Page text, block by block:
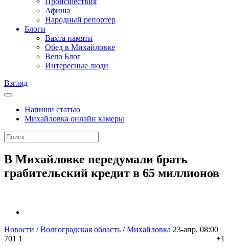
Афиша
Народный репортер
Блоги
Вахта памяти
Обед в Михайловке
Вело Блог
Интересные люди
Взгляд
Напиши статью
Михайловка онлайн камеры
В Михайловке передумали брать
грабительский кредит в 65 миллионов
Новости /Волгоградская область /Михайловка 23-апр, 08:00
701 1
+1